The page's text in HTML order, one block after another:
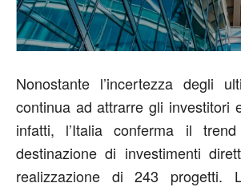
Nonostante l’incertezza degli
continua ad attrarre gli investitori
infatti, l’Italia conferma il
destinazione di investimenti
realizzazione di 243 progetti.